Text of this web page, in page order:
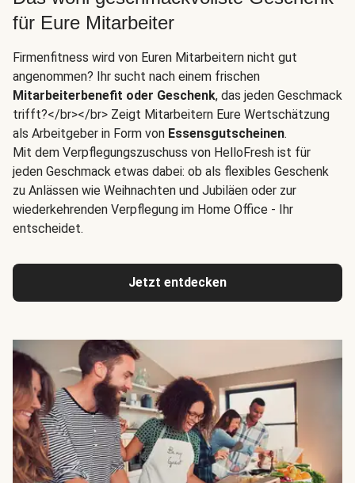
für Eure Mitarbeiter
Firmenfitness wird von Euren Mitarbeitern nicht gut
angenommen? Ihr sucht nach einem frischen
Mitarbeiterbenefit oder Geschenk, das jeden Geschmack
trifft?</br></br> Zeigt Mitarbeitern Eure Wertschätzung
als Arbeitgeber in Form von Essensgutscheinen.
Mit dem Verpflegungszuschuss von HelloFresh ist für
jeden Geschmack etwas dabei: ob als flexibles Geschenk
zu Anlässen wie Weihnachten und Jubiläen oder zur
wiederkehrenden Verpflegung im Home Office - Ihr
entscheidet.
Jetzt entdecken